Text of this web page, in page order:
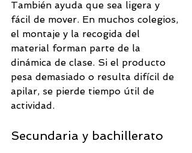
También ayuda que sea ligera y
fácil de mover. En muchos colegios,
el montaje y la recogida del
material forman parte de la
dinámica de clase. Si el producto
pesa demasiado o resulta difícil de
apilar, se pierde tiempo útil de
actividad.
Secundaria y bachillerato